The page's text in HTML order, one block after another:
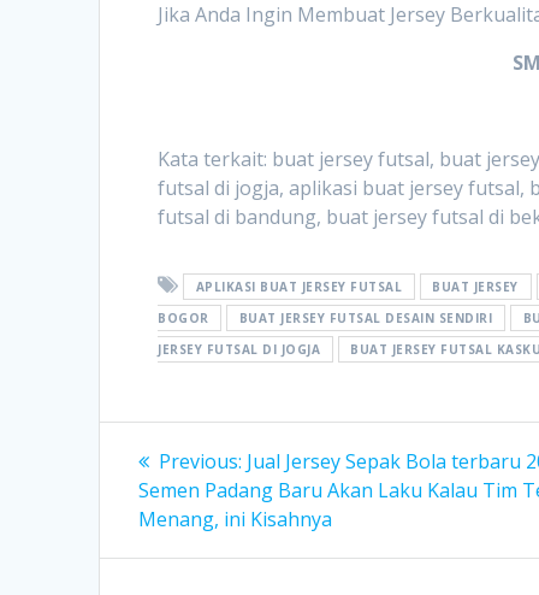
Jika Anda Ingin Membuat Jersey
Kata terkait: buat jersey futsal, buat
futsal di jogja, aplikasi buat jersey futsal,
futsal di bandung, buat jersey futsal di
APLIKASI BUAT JERSEY FUTSAL
BUAT JERSEY
BOGOR
BUAT JERSEY FUTSAL DESAIN SENDIRI
JERSEY FUTSAL DI JOGJA
BUAT JERSEY FUTSAL
Post
navigation
Previous: Previous
post:
Jual Jersey Sepak Bola terbaru
Semen Padang Baru Akan Laku Kalau Tim
Menang, ini Kisahnya